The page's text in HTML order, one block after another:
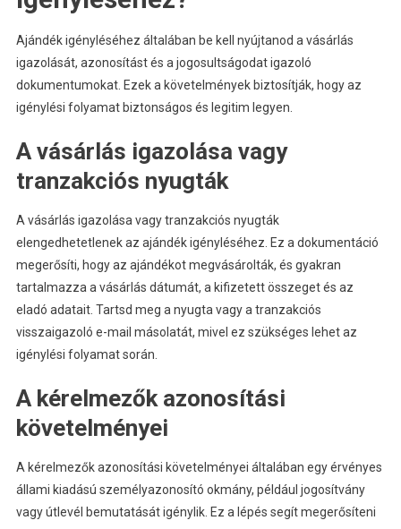
Ajándék igényléséhez általában be kell nyújtanod a vásárlás
igazolását, azonosítást és a jogosultságodat igazoló
dokumentumokat. Ezek a követelmények biztosítják, hogy az
igénylési folyamat biztonságos és legitim legyen.
A vásárlás igazolása vagy
tranzakciós nyugták
A vásárlás igazolása vagy tranzakciós nyugták
elengedhetetlenek az ajándék igényléséhez. Ez a dokumentáció
megerősíti, hogy az ajándékot megvásárolták, és gyakran
tartalmazza a vásárlás dátumát, a kifizetett összeget és az
eladó adatait. Tartsd meg a nyugta vagy a tranzakciós
visszaigazoló e-mail másolatát, mivel ez szükséges lehet az
igénylési folyamat során.
A kérelmezők azonosítási
követelményei
A kérelmezők azonosítási követelményei általában egy érvényes
állami kiadású személyazonosító okmány, például jogosítvány
vagy útlevél bemutatását igénylik. Ez a lépés segít megerősíteni